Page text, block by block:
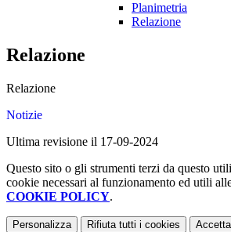
Planimetria
Relazione
Relazione
Relazione
Notizie
Ultima revisione il 17-09-2024
Questo sito o gli strumenti terzi da questo
cookie necessari al funzionamento ed utili
COOKIE POLICY.
Personalizza Rifiuta tutti i cookies